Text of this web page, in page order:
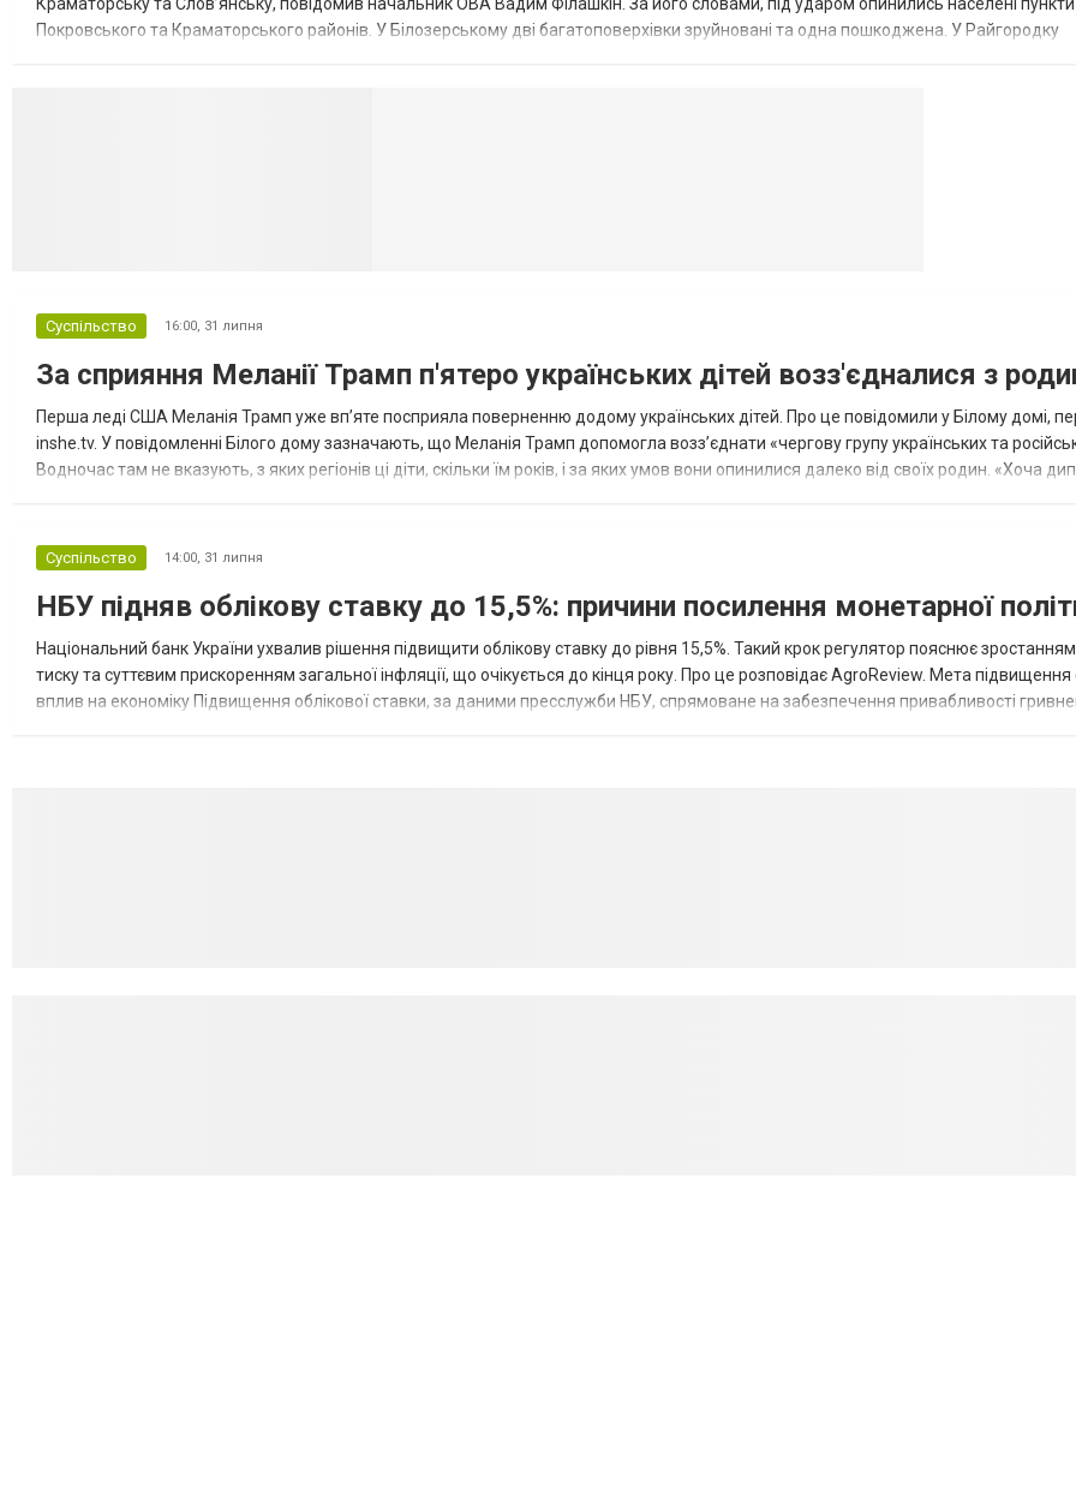
Покровського та Краматорського районів. У Білозерському дві багатоповерхівки зруйновані та одна пошкоджена. У Райгородку
Суспільство 16:00, 31 липня
За сприяння Меланії Трамп п'ятеро українських дітей возз'єдналися з
Перша леді США Меланія Трамп уже впʼяте посприяла поверненню додому українських дітей. Про це повідомили у Білому домі,
inshe.tv. У повідомленні Білого дому зазначають, що Меланія Трамп допомогла возз’єднати «чергову групу українських та
Водночас там не вказують, з яких регіонів ці діти, скільки їм років, і за яких умов вони опинилися далеко від своїх родин. «Хоча
Суспільство 14:00, 31 липня
НБУ підняв облікову ставку до 15,5%: причини посилення монетарної
Національний банк України ухвалив рішення підвищити облікову ставку до рівня 15,5%. Такий крок регулятор пояснює
тиску та суттєвим прискоренням загальної інфляції, що очікується до кінця року. Про це розповідає AgroReview. Мета підвищення
вплив на економіку Підвищення облікової ставки, за даними пресслужби НБУ, спрямоване на забезпечення привабливості